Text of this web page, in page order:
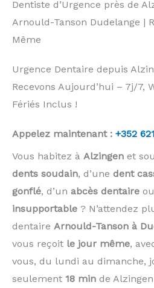
Dentiste d’Urgence près de
Arnould-Tanson Dudelange |
Même
Urgence Dentaire depuis
Recevons Aujourd’hui – 7j/7,
Fériés Inclus !
Appelez maintenant : +352
Vous habitez à Alzingen et
dents soudain, d’une dent
gonflé, d’un abcès dentaire
insupportable ? N’attendez
dentaire Arnould-Tanson à
vous reçoit le jour même,
vous, du lundi au dimanche,
seulement 18 min de